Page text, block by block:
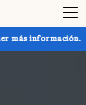
¡Consigue